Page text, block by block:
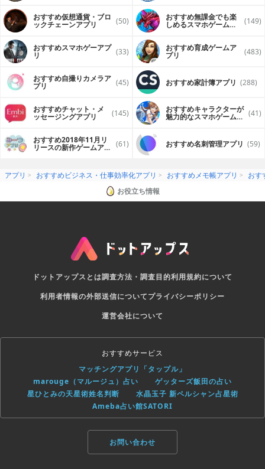
おすすめ仮想通貨・ブロ
ックチェーンアプリ (50) おすすめ無課金でも楽
しめるスマホゲームア (149)
おすすめスマホゲーアプ
リ (33) おすすめ育成ゲームア
プリ (483)
おすすめ自撮りカメラア
プリ (45) おすすめ家計簿アプリ (288)
おすすめチャット・メ
ッセージングアプリ (145) おすすめキャラクターが
魅力的なスマホゲームア (41)
おすすめ2018年11月リ
リースの新作ゲームアプ (61) おすすめ名刺管理アプリ (59)
アプリ おすすめビジネス・仕事効率化アプリ おすすめメモ帳アプリ
おす
お役立ち情報
ドットアップスとは調査方法・調査目的利用規約について
利用者情報の外部送信についてプライバシーポリシー
運営会社について
おすすめサービス
マッチングアプリ「タップル」
marouge（マルージュ）占い
ゲッターズ飯田の占い
星ひとみの天星術姓名判断
水晶玉子 新ペルシャン占星術
Ameba占い館SATORI
お問い合わせ